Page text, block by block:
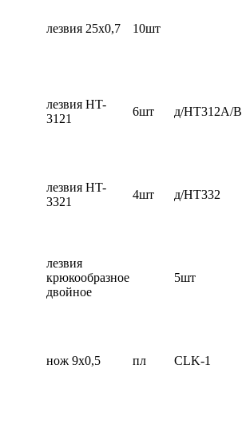
лезвия 25x0,7 10шт
лезвия HT-
3121
6шт д/HT312A/B
лезвия HT-
3321
4шт д/HT332
лезвия
крюкообразное
двойное
5шт
нож 9x0,5 пл CLK-1